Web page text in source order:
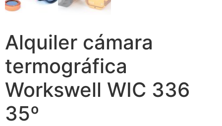
Alquiler cámara
termográfica
Workswell WIC 336
35º